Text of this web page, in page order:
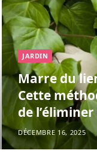
JARDIN
Marre du
Cette
de
DÉCEMBRE 16, 2025